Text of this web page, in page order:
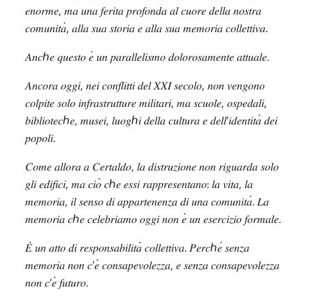
𝑒𝑛𝑜𝑟𝑚𝑒, 𝑚𝑎 𝑢𝑛𝑎 𝑓𝑒𝑟𝑖𝑡𝑎 𝑝𝑟𝑜𝑓𝑜𝑛𝑑𝑎 𝑎𝑙 𝑐𝑢𝑜𝑟𝑒 𝑑𝑒𝑙𝑙𝑎 𝑛𝑜𝑠𝑡𝑟𝑎
𝑐𝑜𝑚𝑢𝑛𝑖𝑡𝑎̀, 𝑎𝑙𝑙𝑎 𝑠𝑢𝑎 𝑠𝑡𝑜𝑟𝑖𝑎 𝑒 𝑎𝑙𝑙𝑎 𝑠𝑢𝑎 𝑚𝑒𝑚𝑜𝑟𝑖𝑎 𝑐𝑜𝑙𝑙𝑒𝑡𝑡𝑖𝑣𝑎.
𝐴𝑛𝑐ℎ𝑒 𝑞𝑢𝑒𝑠𝑡𝑜 𝑒 𝑢𝑛 𝑝𝑎𝑟𝑎𝑙𝑙𝑒𝑙𝑖𝑠𝑚𝑜 𝑑𝑜𝑙𝑜𝑟𝑜𝑠𝑎𝑚𝑒𝑛𝑡𝑒 𝑎𝑡𝑡𝑢𝑎𝑙𝑒.
𝐴𝑛𝑐𝑜𝑟𝑎 𝑜𝑔𝑔𝑖, 𝑛𝑒𝑖 𝑐𝑜𝑛𝑓𝑙𝑖𝑡𝑡𝑖 𝑑𝑒𝑙 𝑋𝑋𝐼 𝑠𝑒𝑐𝑜𝑙𝑜, 𝑛𝑜𝑛 𝑣𝑒𝑛𝑔𝑜𝑛𝑜
𝑐𝑜𝑙𝑝𝑖𝑡𝑒 𝑠𝑜𝑙𝑜 𝑖𝑛𝑓𝑟𝑎𝑠𝑡𝑟𝑢𝑡𝑡𝑢𝑟𝑒 𝑚𝑖𝑙𝑖𝑡𝑎𝑟𝑖, 𝑚𝑎 𝑠𝑐𝑢𝑜𝑙𝑒, 𝑜𝑠𝑝𝑒𝑑𝑎𝑙𝑖,
𝑏𝑖𝑏𝑙𝑖𝑜𝑡𝑒𝑐ℎ𝑒, 𝑚𝑢𝑠𝑒𝑖, 𝑙𝑢𝑜𝑔ℎ𝑖 𝑑𝑒𝑙𝑙𝑎 𝑐𝑢𝑙𝑡𝑢𝑟𝑎 𝑒 𝑑𝑒𝑙𝑙’𝑖𝑑𝑒𝑛𝑡𝑖𝑡𝑎 𝑑𝑒𝑖
𝑝𝑜𝑝𝑜𝑙𝑖.
𝐶𝑜𝑚𝑒 𝑎𝑙𝑙𝑜𝑟𝑎 𝑎 𝐶𝑒𝑟𝑡𝑎𝑙𝑑𝑜, 𝑙𝑎 𝑑𝑖𝑠𝑡𝑟𝑢𝑧𝑖𝑜𝑛𝑒 𝑛𝑜𝑛 𝑟𝑖𝑔𝑢𝑎𝑟𝑑𝑎 𝑠𝑜𝑙𝑜
𝑔𝑙𝑖 𝑒𝑑𝑖𝑓𝑖𝑐𝑖, 𝑚𝑎 𝑐𝑖𝑜 𝑐ℎ𝑒 𝑒𝑠𝑠𝑖 𝑟𝑎𝑝𝑝𝑟𝑒𝑠𝑒𝑛𝑡𝑎𝑛𝑜: 𝑙𝑎 𝑣𝑖𝑡𝑎, 𝑙𝑎
𝑚𝑒𝑚𝑜𝑟𝑖𝑎, 𝑖𝑙 𝑠𝑒𝑛𝑠𝑜 𝑑𝑖 𝑎𝑝𝑝𝑎𝑟𝑡𝑒𝑛𝑒𝑛𝑧𝑎 𝑑𝑖 𝑢𝑛𝑎 𝑐𝑜𝑚𝑢𝑛𝑖𝑡𝑎̀. 𝐿𝑎
𝑚𝑒𝑚𝑜𝑟𝑖𝑎 𝑐ℎ𝑒 𝑐𝑒𝑙𝑒𝑏𝑟𝑖𝑎𝑚𝑜 𝑜𝑔𝑔𝑖 𝑛𝑜𝑛 𝑒 𝑢𝑛 𝑒𝑠𝑒𝑟𝑐𝑖𝑧𝑖𝑜 𝑓𝑜𝑟𝑚𝑎𝑙𝑒.
𝐸 𝑢𝑛 𝑎𝑡𝑡𝑜 𝑑𝑖 𝑟𝑒𝑠𝑝𝑜𝑛𝑠𝑎𝑏𝑖𝑙𝑖𝑡𝑎 𝑐𝑜𝑙𝑙𝑒𝑡𝑡𝑖𝑣𝑎. 𝑃𝑒𝑟𝑐ℎ𝑒 𝑠𝑒𝑛𝑧𝑎
𝑚𝑒𝑚𝑜𝑟𝑖𝑎 𝑛𝑜𝑛 𝑐’𝑒 𝑐𝑜𝑛𝑠𝑎𝑝𝑒𝑣𝑜𝑙𝑒𝑧𝑧𝑎, 𝑒 𝑠𝑒𝑛𝑧𝑎 𝑐𝑜𝑛𝑠𝑎𝑝𝑒𝑣𝑜𝑙𝑒𝑧𝑧𝑎
𝑛𝑜𝑛 𝑐’𝑒 𝑓𝑢𝑡𝑢𝑟𝑜.